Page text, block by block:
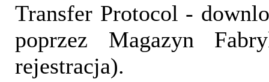
Transfer Protocol -
poprzez Magazyn
rejestracja).